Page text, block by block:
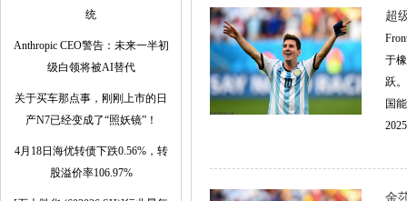
统
Anthropic CEO警告：未来一半初
级白领将被AI替代
关于买车那点事，刚刚上市的日
产N7已经变成了“照妖镜”！
4月18日海优转债下跌0.56%，转
股溢价率106.97%
超
于
跃
国
金